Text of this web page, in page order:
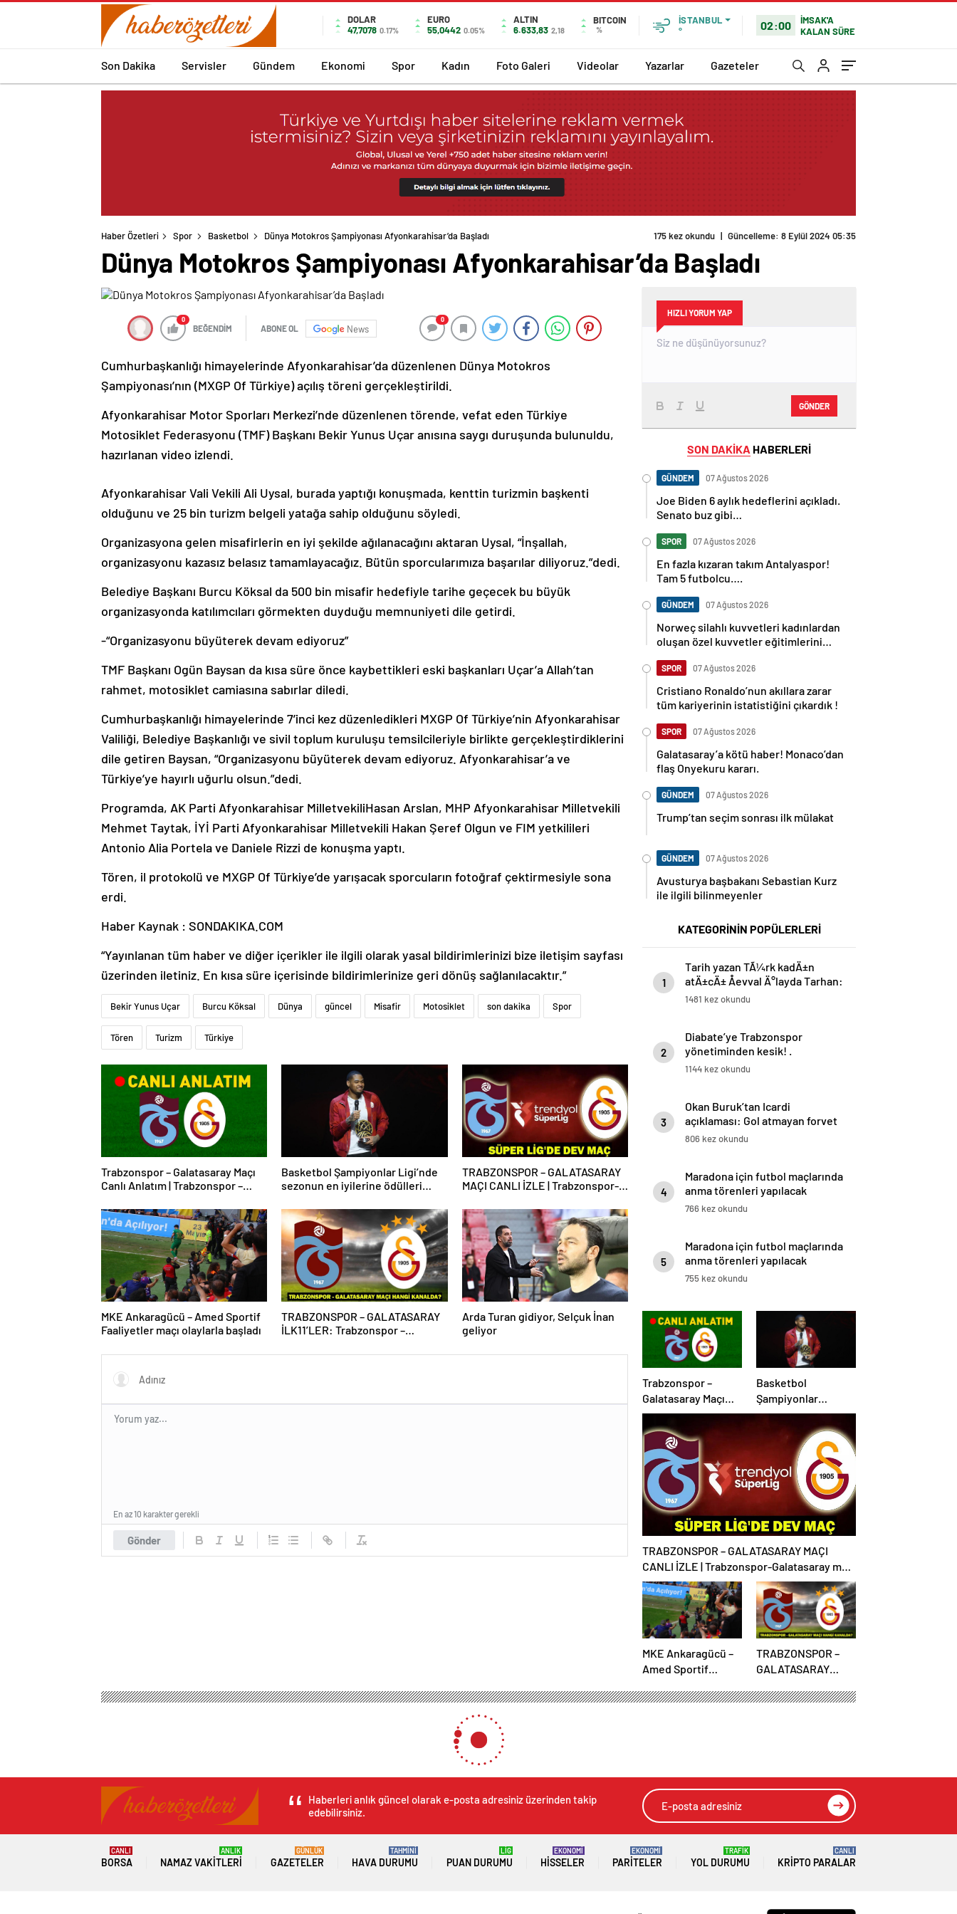
DOLAR
47,7078 0.17%
EURO
55,0442 0.05%
ALTIN
6.633,83 2,18
BITCOIN
%
İSTANBUL
°
02:00
İMSAK'A
KALAN SÜRE
Son Dakika Servisler Gündem Ekonomi Spor Kadın Foto Galeri Videolar Yazarlar Gazeteler
Haber Özetleri Spor Basketbol Dünya Motokros Şampiyonası Afyonkarahisar’da Başladı 175 kez okundu | Güncelleme: 8 Eylül 2024 05:35
Dünya Motokros Şampiyonası Afyonkarahisar’da Başladı
0
BEĞENDİM ABONE OL News
0
Cumhurbaşkanlığı himayelerinde Afyonkarahisar’da düzenlenen Dünya Motokros
Şampiyonası’nın (MXGP Of Türkiye) açılış töreni gerçekleştirildi.
Afyonkarahisar Motor Sporları Merkezi’nde düzenlenen törende, vefat eden Türkiye
Motosiklet Federasyonu (TMF) Başkanı Bekir Yunus Uçar anısına saygı duruşunda bulunuldu,
hazırlanan video izlendi.
Afyonkarahisar Vali Vekili Ali Uysal, burada yaptığı konuşmada, kenttin turizmin başkenti
olduğunu ve 25 bin turizm belgeli yatağa sahip olduğunu söyledi.
Organizasyona gelen misafirlerin en iyi şekilde ağılanacağını aktaran Uysal, “İnşallah,
organizasyonu kazasız belasız tamamlayacağız. Bütün sporcularımıza başarılar diliyoruz.”dedi.
Belediye Başkanı Burcu Köksal da 500 bin misafir hedefiyle tarihe geçecek bu büyük
organizasyonda katılımcıları görmekten duyduğu memnuniyeti dile getirdi.
-“Organizasyonu büyüterek devam ediyoruz”
TMF Başkanı Ogün Baysan da kısa süre önce kaybettikleri eski başkanları Uçar’a Allah’tan
rahmet, motosiklet camiasına sabırlar diledi.
Cumhurbaşkanlığı himayelerinde 7’inci kez düzenledikleri MXGP Of Türkiye’nin Afyonkarahisar
Valiliği, Belediye Başkanlığı ve sivil toplum kuruluşu temsilcileriyle birlikte gerçekleştirdiklerini
dile getiren Baysan, “Organizasyonu büyüterek devam ediyoruz. Afyonkarahisar’a ve
Türkiye’ye hayırlı uğurlu olsun.”dedi.
Programda, AK Parti Afyonkarahisar MilletvekiliHasan Arslan, MHP Afyonkarahisar Milletvekili
Mehmet Taytak, İYİ Parti Afyonkarahisar Milletvekili Hakan Şeref Olgun ve FIM yetkilileri
Antonio Alia Portela ve Daniele Rizzi de konuşma yaptı.
Tören, il protokolü ve MXGP Of Türkiye’de yarışacak sporcuların fotoğraf çektirmesiyle sona
erdi.
Haber Kaynak : SONDAKIKA.COM
“Yayınlanan tüm haber ve diğer içerikler ile ilgili olarak yasal bildirimlerinizi bize iletişim sayfası
üzerinden iletiniz. En kısa süre içerisinde bildirimlerinize geri dönüş sağlanılacaktır.”
Bekir Yunus Uçar Burcu Köksal Dünya güncel Misafir Motosiklet son dakika Spor
Tören Turizm Türkiye
Trabzonspor – Galatasaray Maçı
Canlı Anlatım | Trabzonspor –
İzle | Lider, Trabzon
deplasmanında
Basketbol Şampiyonlar Ligi’nde
sezonun en iyilerine ödülleri
TRABZONSPOR – GALATASARAY
MAÇI CANLI İZLE | Trabzonspor-
bilgileri! Süper Lig’de dev maç!
MKE Ankaragücü – Amed Sportif
Faaliyetler maçı olaylarla başladı
TRABZONSPOR – GALATASARAY
İLK11’LER: Trabzonspor –
saat kaçta?
Arda Turan gidiyor, Selçuk İnan
geliyor
Gönder
En az 10 karakter gerekli
HIZLI YORUM YAP
GÖNDER
SON DAKİKA HABERLERİ
GÜNDEM 07 Ağustos 2026
Joe Biden 6 aylık hedeflerini açıkladı.
Senato buz gibi…
SPOR 07 Ağustos 2026
En fazla kızaran takım Antalyaspor!
Tam 5 futbolcu….
GÜNDEM 07 Ağustos 2026
Norweç silahlı kuvvetleri kadınlardan
oluşan özel kuvvetler eğitimlerini
SPOR 07 Ağustos 2026
Cristiano Ronaldo’nun akıllara zarar
tüm kariyerinin istatistiğini çıkardık !
SPOR 07 Ağustos 2026
Galatasaray’a kötü haber! Monaco’dan
flaş Onyekuru kararı.
GÜNDEM 07 Ağustos 2026
Trump’tan seçim sonrası ilk mülakat
GÜNDEM 07 Ağustos 2026
Avusturya başbakanı Sebastian Kurz
ile ilgili bilinmeyenler
KATEGORİNİN POPÜLERLERİ
1
Tarih yazan TÃ¼rk kadÄ±n
atÄ±cÄ± Åevval Ä°layda Tarhan:
“2028 Los Angeles’ta madalya
1481 kez okundu
2
Diabate’ye Trabzonspor
yönetiminden kesik! .
1144 kez okundu
3
Okan Buruk’tan Icardi
açıklaması: Gol atmayan forvet
mutsuz olur
806 kez okundu
4
Maradona için futbol maçlarında
anma törenleri yapılacak
766 kez okundu
5
Maradona için futbol maçlarında
anma törenleri yapılacak
755 kez okundu
Trabzonspor –
Galatasaray Maçı
Canlı Anlatım |
Trabzonspor –
Galatasaray Bein
Sports 1 Canlı İzle |
Lider, Trabzon
deplasmanında
Basketbol
Şampiyonlar
Ligi’nde sezonun en
iyilerine ödülleri
TRABZONSPOR – GALATASARAY MAÇI
CANLI İZLE | Trabzonspor-Galatasaray maçı
canlı izleme bilgileri! Süper Lig’de dev maç!
MKE Ankaragücü –
Amed Sportif
olaylarla başladı
TRABZONSPOR –
GALATASARAY
Trabzonspor –
Haberleri anlık güncel olarak e-posta adresiniz üzerinden takip
edebilirsiniz.
BORSA
CANLI
NAMAZ VAKITLERI
ANLIK
GAZETELER
GÜNLÜK
HAVA DURUMU
TAHMİNİ
PUAN DURUMU
LİG
HISSELER
EKONOMİ
PARITELER
EKONOMİ
YOL DURUMU
TRAFİK
KRIPTO PARALAR
CANLI